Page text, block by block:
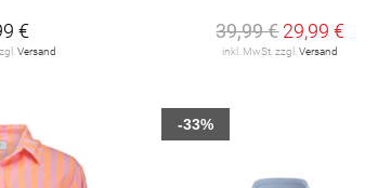
€
Versand
39,99 € 29,99 €
inkl. MwSt. zzgl.Versand
-33%